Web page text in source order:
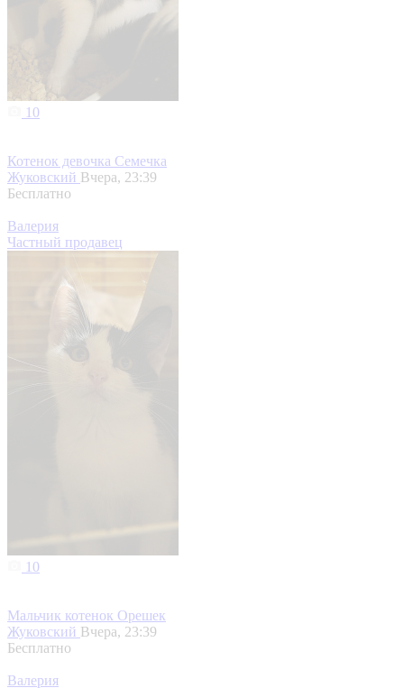
10
Котенок девочка Семечка
Жуковский Вчера, 23:39
Бесплатно
Валерия
Частный продавец
10
Мальчик котенок Орешек
Жуковский Вчера, 23:39
Бесплатно
Валерия